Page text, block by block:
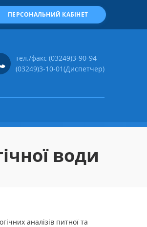
тел./факс (03249)3-90-94
(03249)3-10-01(Диспетчер)
ПЕРСОНАЛЬНИЙ КАБІНЕТ
води
аналізів питної та